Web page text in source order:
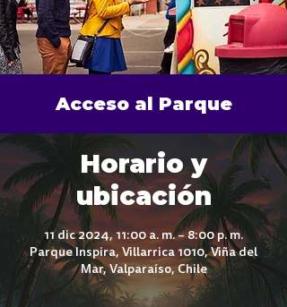
Acceso al Parque
Horario y
ubicación
11 dic 2024, 11:00 a. m. – 8:00 p. m.
Parque Inspira, Villarrica 1010, Viña del
Mar, Valparaíso, Chile